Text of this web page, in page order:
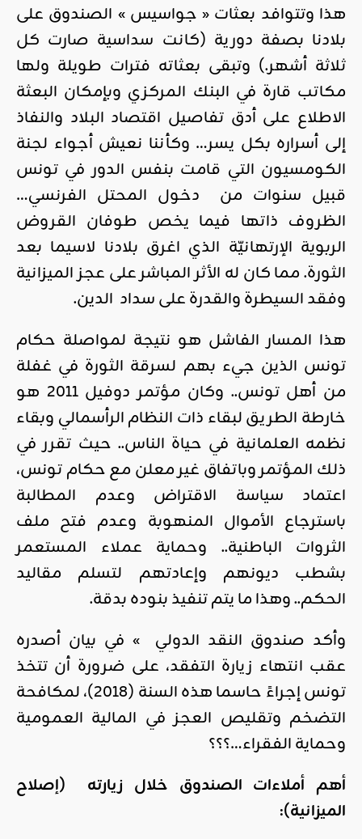
هذا وتتوافد بعثات « جواسيس » الصندوق على
بلادنا بصفة دورية (كانت سداسية صارت كل
ثلاثة أشهر.) وتبقى بعثاته فترات طويلة ولها
مكاتب قارة في البنك المركزي وبإمكان البعثة
الاطلاع على أدق تفاصيل اقتصاد البلاد والنفاذ
إلى أسراره بكل يسر… وكأننا نعيش أجواء لجنة
الكومسيون التي قامت بنفس الدور في تونس
قبيل سنوات من دخول المحتل الفرنسي…
الظروف ذاتها فيما يخص طوفان القروض
الربوية الإرتهانيّة الذي اغرق بلادنا لاسيما بعد
الثورة. مما كان له الأثر المباشر على عجز الميزانية
وفقد السيطرة والقدرة على سداد الدين.
هذا المسار الفاشل هو نتيجة لمواصلة حكام
تونس الذين جيء بهم لسرقة الثورة في غفلة
من أهل تونس.. وكان مؤتمر دوفيل 2011 هو
خارطة الطريق لبقاء ذات النظام الرأسمالي وبقاء
نظمه العلمانية في حياة الناس.. حيث تقرر في
ذلك المؤتمر وباتفاق غير معلن مع حكام تونس،
اعتماد سياسة الاقتراض وعدم المطالبة
باسترجاع الأموال المنهوبة وعدم فتح ملف
الثروات الباطنية.. وحماية عملاء المستعمر
بشطب ديونهم وإعادتهم لتسلم مقاليد
الحكم.. وهذا ما يتم تنفيذ بنوده بدقة.
وأكد صندوق النقد الدولي » في بيان أصدره
عقب انتهاء زيارة التفقد، على ضرورة أن تتخذ
تونس إجراءً حاسما هذه السنة (2018)، لمكافحة
التضخم وتقليص العجز في المالية العمومية
وحماية الفقراء…؟؟؟
أهم أملاءات الصندوق خلال زيارته (إصلاح
الميزانية):